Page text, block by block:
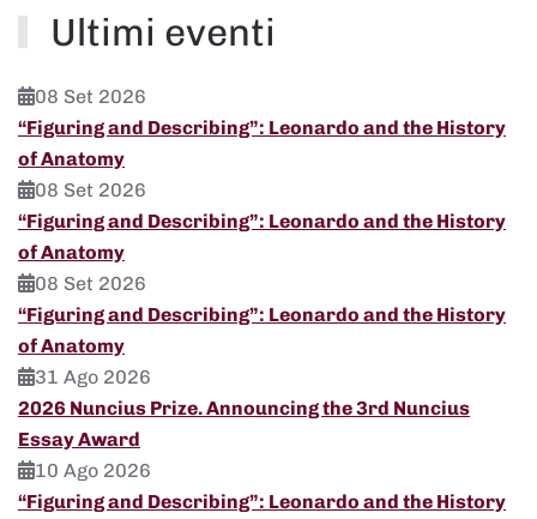
Ultimi eventi
08 Set 2026
“Figuring and Describing”: Leonardo and the History
of Anatomy
08 Set 2026
“Figuring and Describing”: Leonardo and the History
of Anatomy
08 Set 2026
“Figuring and Describing”: Leonardo and the History
of Anatomy
31 Ago 2026
2026 Nuncius Prize. Announcing the 3rd Nuncius
Essay Award
10 Ago 2026
“Figuring and Describing”: Leonardo and the History